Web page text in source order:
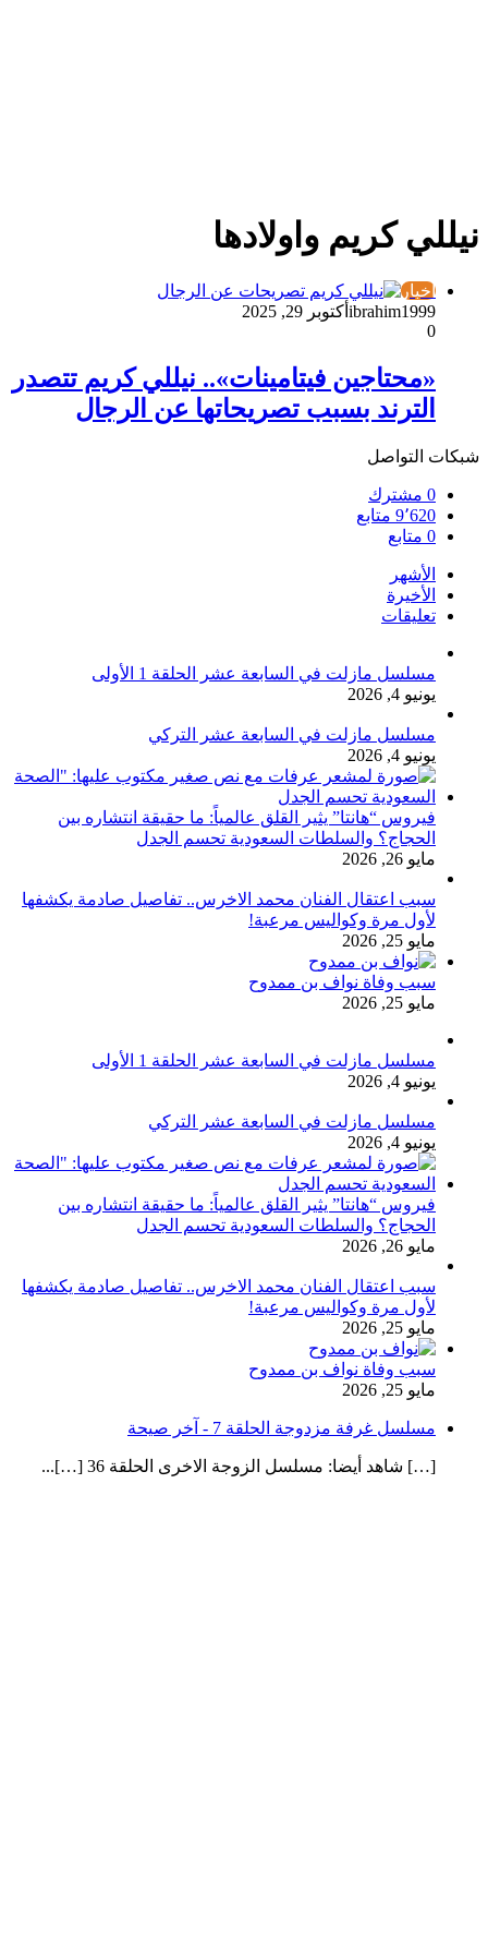
نيللي كريم واولادها
أخبار
ibrahim1999 أكتوبر 29, 2025
0
«محتاجين فيتامينات».. نيللي كريم تتصدر
الترند بسبب تصريحاتها عن الرجال
شبكات التواصل
0 مشترك
9٬620 متابع
0 متابع
الأشهر
الأخيرة
تعليقات
مسلسل مازلت في السابعة عشر الحلقة 1 الأولى
يونيو 4, 2026
مسلسل مازلت في السابعة عشر التركي
يونيو 4, 2026
فيروس “هانتا” يثير القلق عالمياً: ما حقيقة انتشاره بين
الحجاج؟ والسلطات السعودية تحسم الجدل
مايو 26, 2026
سبب اعتقال الفنان محمد الاخرس.. تفاصيل صادمة يكشفها
لأول مرة وكواليس مرعبة!
مايو 25, 2026
سبب وفاة نواف بن ممدوح
مايو 25, 2026
مسلسل مازلت في السابعة عشر الحلقة 1 الأولى
يونيو 4, 2026
مسلسل مازلت في السابعة عشر التركي
يونيو 4, 2026
فيروس “هانتا” يثير القلق عالمياً: ما حقيقة انتشاره بين
الحجاج؟ والسلطات السعودية تحسم الجدل
مايو 26, 2026
سبب اعتقال الفنان محمد الاخرس.. تفاصيل صادمة يكشفها
لأول مرة وكواليس مرعبة!
مايو 25, 2026
سبب وفاة نواف بن ممدوح
مايو 25, 2026
مسلسل غرفة مزدوجة الحلقة 7 - آخر صيحة
[…] شاهد أيضا: مسلسل الزوجة الاخرى الحلقة 36 […]...